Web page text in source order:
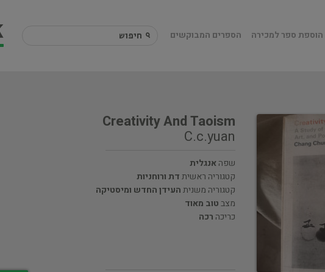
הוספת ספר למכירה הספרים המבוקשים
Creativity And Taoism
C.c.yuan
שפהאנגלית
קטגוריה ראשיתדת ורוחניות
קטגוריה משניתהעידן החדש ומיסטיקה
מצבטוב מאוד
כריכה רכה